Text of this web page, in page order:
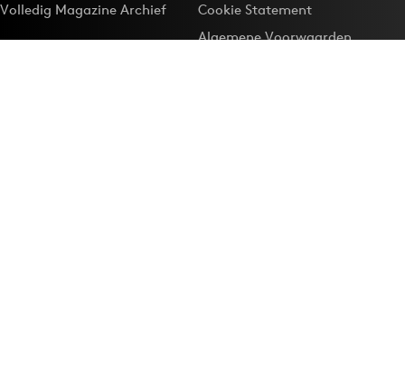
Volledig Magazine Archief
Cookie Statement
Algemene Voorwaarden